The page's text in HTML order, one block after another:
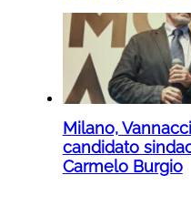
Milano,
candidato
Carmelo Burgio